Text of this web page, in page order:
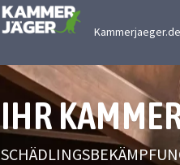
Kammerjaeger.de
IHR